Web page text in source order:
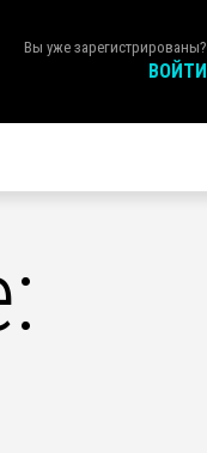
Вы уже зарегистрированы?
ВОЙТИ